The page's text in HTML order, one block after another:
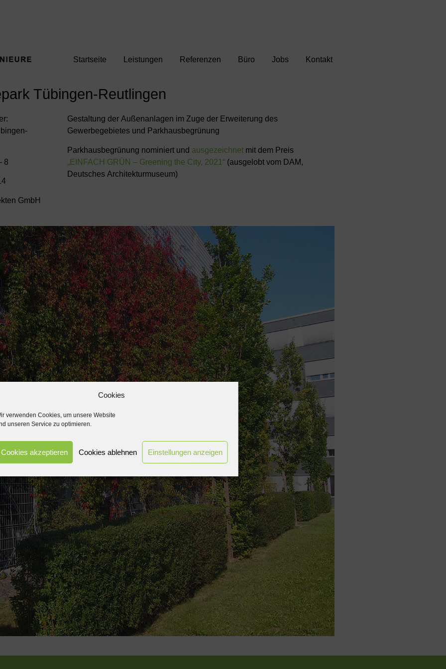
Cookies
verwenden Cookies, um unsere Website
unseren Service zu optimieren.
Cookies akzeptieren Cookies ablehnen Einstellungen anzeigen
Startseite Leistungen Referenzen Büro Jobs Kontakt
Tübingen-Reutlingen
8
GmbH
Gestaltung der Außenanlagen im Zuge der Erweiterung des
Gewerbegebietes und Parkhausbegrünung
Parkhausbegrünung nominiert und ausgezeichnetmit dem Preis
„EINFACH GRÜN – Greening the City, 2021“(ausgelobt vom DAM,
Deutsches Architekturmuseum)